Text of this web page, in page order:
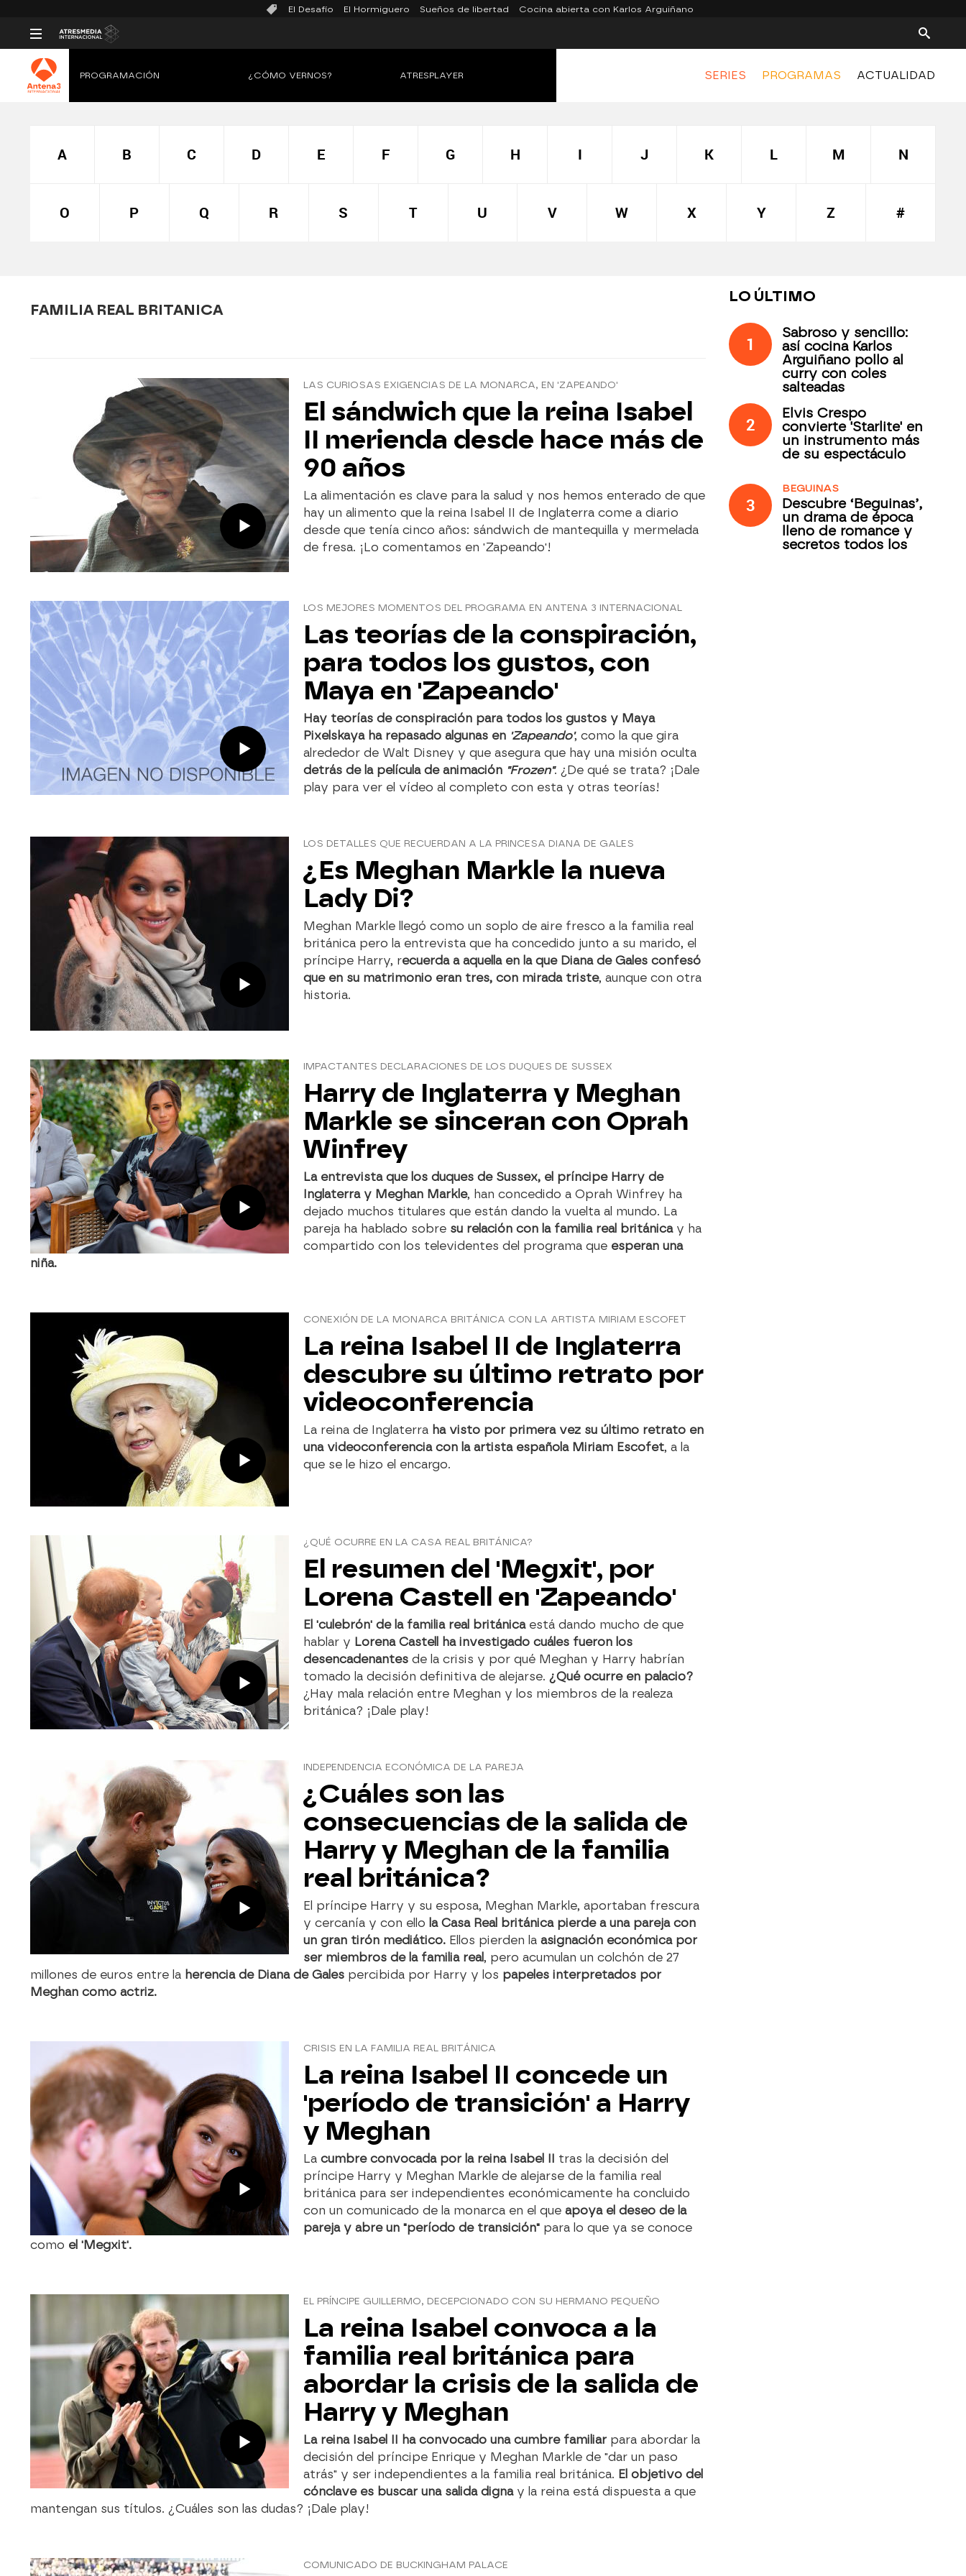
El Desafío El Hormiguero Sueños de libertad Cocina abierta con Karlos Arguiñano
SERIES PROGRAMAS ACTUALIDAD
PROGRAMACIÓN ¿CÓMO VERNOS? ATRESPLAYER
A B C D E F G H I J K L M N
O P Q R S T U V W X Y Z #
FAMILIA REAL BRITANICA
LAS CURIOSAS EXIGENCIAS DE LA MONARCA, EN 'ZAPEANDO'
El sándwich que la reina Isabel
II merienda desde hace más de
90 años
La alimentación es clave para la salud y nos hemos enterado de que
hay un alimento que la reina Isabel II de Inglaterra come a diario
desde que tenía cinco años: sándwich de mantequilla y mermelada
de fresa. ¡Lo comentamos en 'Zapeando'!
LOS MEJORES MOMENTOS DEL PROGRAMA EN ANTENA 3 INTERNACIONAL
Las teorías de la conspiración,
para todos los gustos, con
Maya en 'Zapeando'
Hay teorías de conspiración para todos los gustos y Maya
Pixelskaya ha repasado algunas en 'Zapeando', como la que gira
alrededor de Walt Disney y que asegura que hay una misión oculta
detrás de la película de animación "Frozen". ¿De qué se trata? ¡Dale
play para ver el vídeo al completo con esta y otras teorías!
LOS DETALLES QUE RECUERDAN A LA PRINCESA DIANA DE GALES
¿Es Meghan Markle la nueva
Lady Di?
Meghan Markle llegó como un soplo de aire fresco a la familia real
británica pero la entrevista que ha concedido junto a su marido, el
príncipe Harry, recuerda a aquella en la que Diana de Gales confesó
que en su matrimonio eran tres, con mirada triste, aunque con otra
historia.
IMPACTANTES DECLARACIONES DE LOS DUQUES DE SUSSEX
Harry de Inglaterra y Meghan
Markle se sinceran con Oprah
Winfrey
La entrevista que los duques de Sussex, el príncipe Harry de
Inglaterra y Meghan Markle, han concedido a Oprah Winfrey ha
dejado muchos titulares que están dando la vuelta al mundo. La
pareja ha hablado sobre su relación con la familia real británica y ha
compartido con los televidentes del programa que esperan una
niña.
CONEXIÓN DE LA MONARCA BRITÁNICA CON LA ARTISTA MIRIAM ESCOFET
La reina Isabel II de Inglaterra
descubre su último retrato por
videoconferencia
La reina de Inglaterra ha visto por primera vez su último retrato en
una videoconferencia con la artista española Miriam Escofet, a la
que se le hizo el encargo.
¿QUÉ OCURRE EN LA CASA REAL BRITÁNICA?
El resumen del 'Megxit', por
Lorena Castell en 'Zapeando'
El 'culebrón' de la familia real británica está dando mucho de que
hablar y Lorena Castell ha investigado cuáles fueron los
desencadenantes de la crisis y por qué Meghan y Harry habrían
tomado la decisión definitiva de alejarse. ¿Qué ocurre en palacio?
¿Hay mala relación entre Meghan y los miembros de la realeza
británica? ¡Dale play!
INDEPENDENCIA ECONÓMICA DE LA PAREJA
¿Cuáles son las
consecuencias de la salida de
Harry y Meghan de la familia
real británica?
El príncipe Harry y su esposa, Meghan Markle, aportaban frescura
y cercanía y con ello la Casa Real británica pierde a una pareja con
un gran tirón mediático. Ellos pierden la asignación económica por
ser miembros de la familia real, pero acumulan un colchón de 27
millones de euros entre la herencia de Diana de Gales percibida por Harry y los papeles interpretados por
Meghan como actriz.
CRISIS EN LA FAMILIA REAL BRITÁNICA
La reina Isabel II concede un
'período de transición' a Harry
y Meghan
La cumbre convocada por la reina Isabel II tras la decisión del
príncipe Harry y Meghan Markle de alejarse de la familia real
británica para ser independientes económicamente ha concluido
con un comunicado de la monarca en el que apoya el deseo de la
pareja y abre un "período de transición" para lo que ya se conoce
como el 'Megxit'.
EL PRÍNCIPE GUILLERMO, DECEPCIONADO CON SU HERMANO PEQUEÑO
La reina Isabel convoca a la
familia real británica para
abordar la crisis de la salida de
Harry y Meghan
La reina Isabel II ha convocado una cumbre familiar para abordar la
decisión del príncipe Enrique y Meghan Markle de "dar un paso
atrás" y ser independientes a la familia real británica. El objetivo del
cónclave es buscar una salida digna y la reina está dispuesta a que
mantengan sus títulos. ¿Cuáles son las dudas? ¡Dale play!
COMUNICADO DE BUCKINGHAM PALACE
LO ÚLTIMO
1
Sabroso y sencillo:
así cocina Karlos
Arguiñano pollo al
curry con coles
salteadas
2
Elvis Crespo
convierte 'Starlite' en
un instrumento más
de su espectáculo
3
BEGUINAS
Descubre ‘Beguinas’,
un drama de época
lleno de romance y
secretos todos los